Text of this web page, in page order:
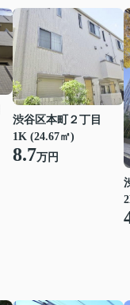
渋谷区本町２丁目
1K (24.67㎡)
8.7万円